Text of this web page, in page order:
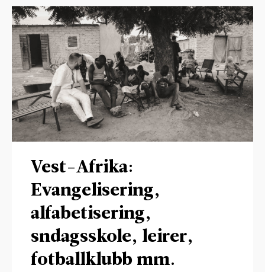
Vest-Afrika:
Evangelisering,
alfabetisering,
sndagsskole, leirer,
fotballklubb mm.